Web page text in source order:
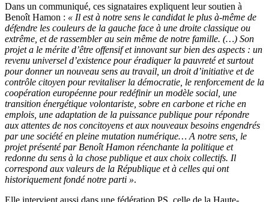
Dans un communiqué, ces signataires expliquent leur soutien à
Benoît Hamon : « Il est à notre sens le candidat le plus à-même de
défendre les couleurs de la gauche face à une droite classique ou
extrême, et de rassembler au sein même de notre famille. (…) Son
projet a le mérite d’être offensif et innovant sur bien des aspects : un
revenu universel d’existence pour éradiquer la pauvreté et surtout
pour donner un nouveau sens au travail, un droit d’initiative et de
contrôle citoyen pour revitaliser la démocratie, le renforcement de la
coopération européenne pour redéfinir un modèle social, une
transition énergétique volontariste, sobre en carbone et riche en
emplois, une adaptation de la puissance publique pour répondre
aux attentes de nos concitoyens et aux nouveaux besoins engendrés
par une société en pleine mutation numérique… A notre sens, le
projet présenté par Benoît Hamon réenchante la politique et
redonne du sens à la chose publique et aux choix collectifs. Il
correspond aux valeurs de la République et à celles qui ont
historiquement fondé notre parti ».
Elle intervient aussi dans une fédération PS, celle de la Haute-